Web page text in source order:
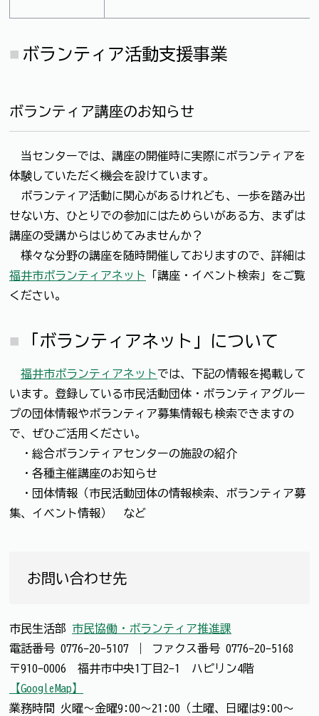
ボランティア活動支援事業
ボランティア講座のお知らせ
当センターでは、講座の開催時に実際にボランティアを
体験していただく機会を設けています。
ボランティア活動に関心があるけれども、一歩を踏み出
せない方、ひとりでの参加にはためらいがある方、まずは
講座の受講からはじめてみませんか？
様々な分野の講座を随時開催しておりますので、詳細は
福井市ボランティアネット
「講座・イベント検索」をご覧
ください。
「ボランティアネット」について
福井市ボランティアネットでは、下記の情報を掲載して
います。登録している市民活動団体・ボランティアグルー
プの団体情報やボランティア募集情報も検索できますの
で、ぜひご活用ください。
・総合ボランティアセンターの施設の紹介
・各種主催講座のお知らせ
・団体情報（市民活動団体の情報検索、ボランティア募
集、イベント情報）
など
お問い合わせ先
市民生活部 市民協働・ボランティア推進課
電話番号 0776-20-5107 ファクス番号 0776-20-5168
〒910-0006 福井市中央1丁目2-1 ハピリン4階
【GoogleMap】
業務時間 火曜～金曜9:00～21:00（土曜、日曜は9:00～